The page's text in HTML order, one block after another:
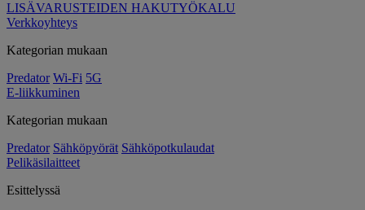
LISÄVARUSTEIDEN HAKUTYÖKALU
Verkkoyhteys
Kategorian mukaan
Predator Wi-Fi 5G
E-liikkuminen
Kategorian mukaan
Predator Sähköpyörät Sähköpotkulaudat
Pelikäsilaitteet
Esittelyssä